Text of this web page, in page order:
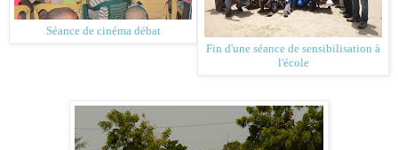
Séance de cinéma débat
Fin d'une séance de sensibilisation à
l'école